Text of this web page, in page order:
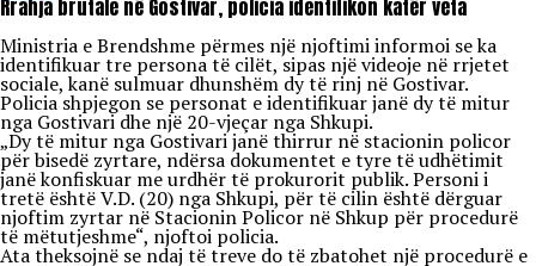
Rrahja brutale në Gostivar, policia identifikon katër veta
Ministria e Brendshme përmes një njoftimi informoi se ka
identifikuar tre persona të cilët, sipas një videoje në rrjetet
sociale, kanë sulmuar dhunshëm dy të rinj në Gostivar.
Policia shpjegon se personat e identifikuar janë dy të mitur
nga Gostivari dhe një 20-vjeçar nga Shkupi.
„Dy të mitur nga Gostivari janë thirrur në stacionin policor
për bisedë zyrtare, ndërsa dokumentet e tyre të udhëtimit
janë konfiskuar me urdhër të prokurorit publik. Personi i
tretë është V.D. (20) nga Shkupi, për të cilin është dërguar
njoftim zyrtar në Stacionin Policor në Shkup për procedurë
të mëtutjeshme“, njoftoi policia.
Ata theksojnë se ndaj të treve do të zbatohet një procedurë e